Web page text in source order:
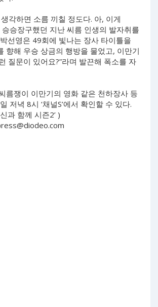
각하면 소름 끼칠 정도다. 아, 이게
승승장구했던 지난 씨름 인생의 발자취를
선영은 49회에 빛나는 장사 타이틀을
향해 우승 상금의 행방을 물었고, 이만기
질문이 있어요?”라며 발끈해 폭소를 자
름쟁이 이만기의 영화 같은 천하장사 등
저녁 8시 ‘채널S’에서 확인할 수 있다.
과 함께 시즌2’ )